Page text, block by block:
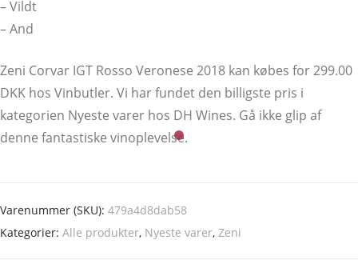
– Vildt
– And
Zeni Corvar IGT Rosso Veronese 2018 kan købes for 299.00
DKK hos Vinbutler. Vi har fundet den billigste pris i
kategorien Nyeste varer hos DH Wines. Gå ikke glip af
denne fantastiske vinoplevelse.
Varenummer (SKU): 479a4d8dab58
Kategorier: Alle produkter, Nyeste varer, Zeni